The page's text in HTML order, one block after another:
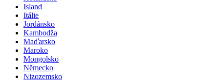
Holandsko
Island
Itálie
Jordánsko
Kambodža
Maďarsko
Maroko
Mongolsko
Německo